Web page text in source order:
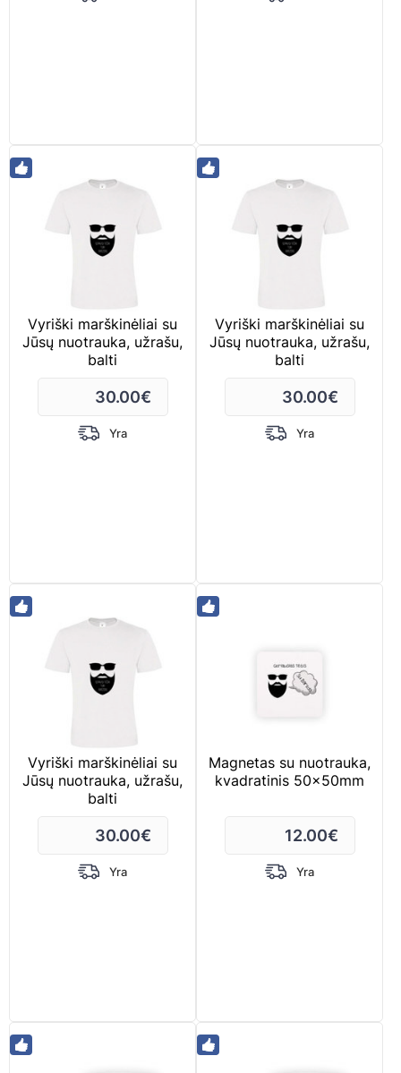
Vyriški marškinėliai su
Jūsų nuotrauka, užrašu,
balti
30.00€
Yra
Vyriški marškinėliai su
Jūsų nuotrauka, užrašu,
balti
30.00€
Yra
Vyriški marškinėliai su
Jūsų nuotrauka, užrašu,
balti
30.00€
Yra
Magnetas su nuotrauka,
kvadratinis 50x50mm
12.00€
Yra